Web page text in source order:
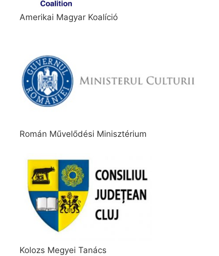
Amerikai Magyar Koalíció
Román Művelődési Minisztérium
Kolozs Megyei Tanács